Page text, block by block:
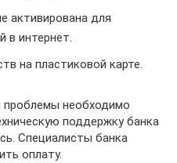
активирована для
в интернет.
на пластиковой карте.
необходимо
поддержку банка
Специалисты банка
оплату.